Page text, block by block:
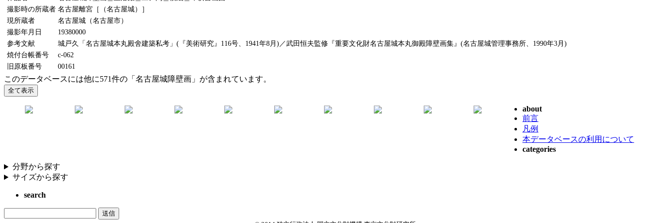
撮影時の所蔵者 名古屋離宮［（名古屋城）］
現所蔵者
名古屋城（名古屋市）
撮影年月日
19380000
参考文献
城戸久「名古屋城本丸殿舍建築私考」(『美術研究』116号、1941年8月)／武田恒夫監修『重要文化財名古屋城本丸御殿障壁画集』(名古屋城管理事務所、1990年3月)
焼付台帳番号
c-062
旧原板番号
00161
このデータベースには他に571件の「名古屋城障壁画」が含まれています。
about
前言
凡例
本データベースの利用について
categories
分野から探す
サイズから探す
search